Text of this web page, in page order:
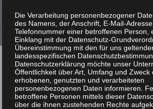
Die Verarbeitung personenbezogener
des Namens, der Anschrift, E-Mail-
Telefonnummer einer betroffenen Person,
Einklang mit der Datenschutz-
Übereinstimmung mit den für uns
landesspezifischen
Datenschutzerklärung möchte unser
Öffentlichkeit über Art, Umfang und Zweck
erhobenen, genutzten und verarbeiteten
personenbezogenen Daten informieren.
betroffene Personen mittels dieser
über die ihnen zustehenden Rechte